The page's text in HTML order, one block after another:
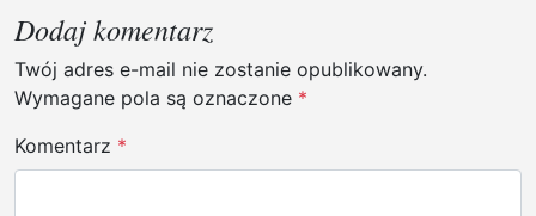
g
a
c
j
a
Dodaj komentarz
Twój adres e-mail nie zostanie opublikowany.
Wymagane pola są oznaczone *
Komentarz *